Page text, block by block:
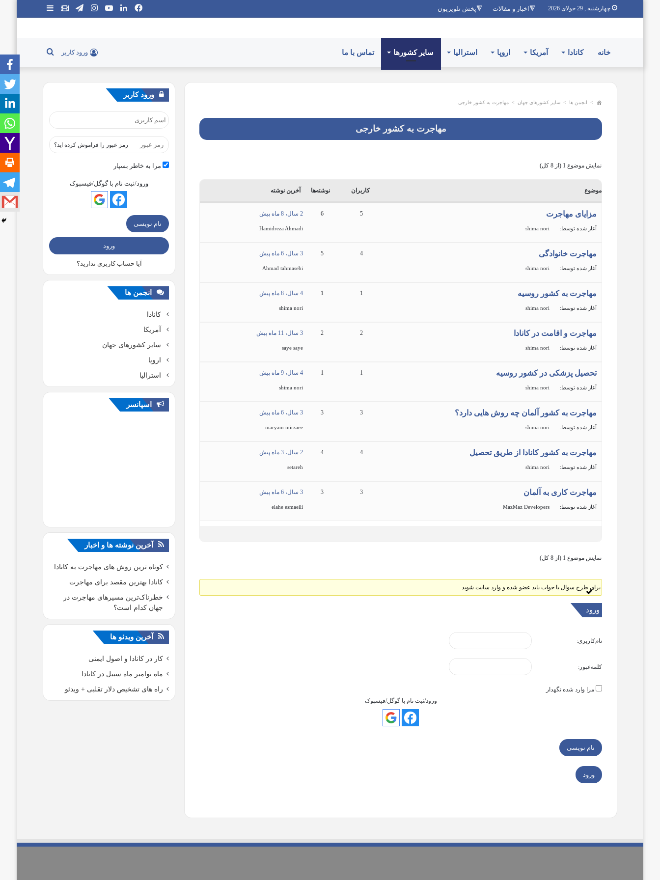
چهارشنبه , 29 جولای 2026 🔻اخبار و مقالات 🔻پخش تلویزیون سایدبارنماشاتلگرام
اینستاگرامیوتیوبلینکدینفیس
خانه کانادا آمریکا اروپا استرالیا سایر کشورها تماس با ما جستجو ورود کاربر
> انجمن ها > سایر کشورهای جهان > مهاجرت به کشور خارجی
مهاجرت به کشور خارجی
نمایش موضوع 1 (از 8 کل)
موضوع کاربران نوشته‌ها آخرین نوشته
مزایای مهاجرت
آغاز شده توسط: shima nori
5
6 2 سال، 8 ماه پیش
Hamidreza Ahmadi
مهاجرت خانوادگی
آغاز شده توسط: shima nori
4
5 3 سال، 6 ماه پیش
Ahmad tahmasebi
مهاجرت به کشور روسیه
آغاز شده توسط: shima nori
1
1 4 سال، 8 ماه پیش
shima nori
مهاجرت و اقامت در کانادا
آغاز شده توسط: shima nori
2
2 3 سال، 11 ماه پیش
saye saye
تحصیل پزشکی در کشور روسیه
آغاز شده توسط: shima nori
1
1 4 سال، 9 ماه پیش
shima nori
مهاجرت به کشور آلمان چه روش هایی دارد؟
آغاز شده توسط: shima nori
3
3 3 سال، 6 ماه پیش
maryam mirzaee
مهاجرت به کشور کانادا از طریق تحصیل
آغاز شده توسط: shima nori
4
4 2 سال، 3 ماه پیش
setareh
مهاجرت کاری به آلمان
آغاز شده توسط: MazMaz Developers
3
3 3 سال، 6 ماه پیش
elahe esmaeili
نمایش موضوع 1 (از 8 کل)
برای طرح سوال یا جواب باید عضو شده و وارد سایت شوید
ورود
نام‌کاربری:
کلمه‌عبور:
مرا وارد شده نگهدار
ورود/ثبت نام با گوگل/فیسبوک
نام نویسی
ورود
ورود کاربر
رمز عبور را فراموش کرده اید؟
مرا به خاطر بسپار
ورود/ثبت نام با گوگل/فیسبوک
نام نویسی
ورود
آیا حساب کاربری ندارید؟
انجمن ها
کانادا
آمریکا
سایر کشورهای جهان
اروپا
استرالیا
اسپانسر
آخرین نوشته ها و اخبار
کوتاه ترین روش های مهاجرت به کانادا
کانادا بهترین مقصد برای مهاجرت
خطرناک‌ترین مسیر‌های مهاجرت در
جهان کدام است؟
آخرین ویدئو ها
کار در کانادا و اصول ایمنی
ماه نوامبر ماه سبیل در کانادا
راه های تشخیص دلار تقلبی + ویدئو